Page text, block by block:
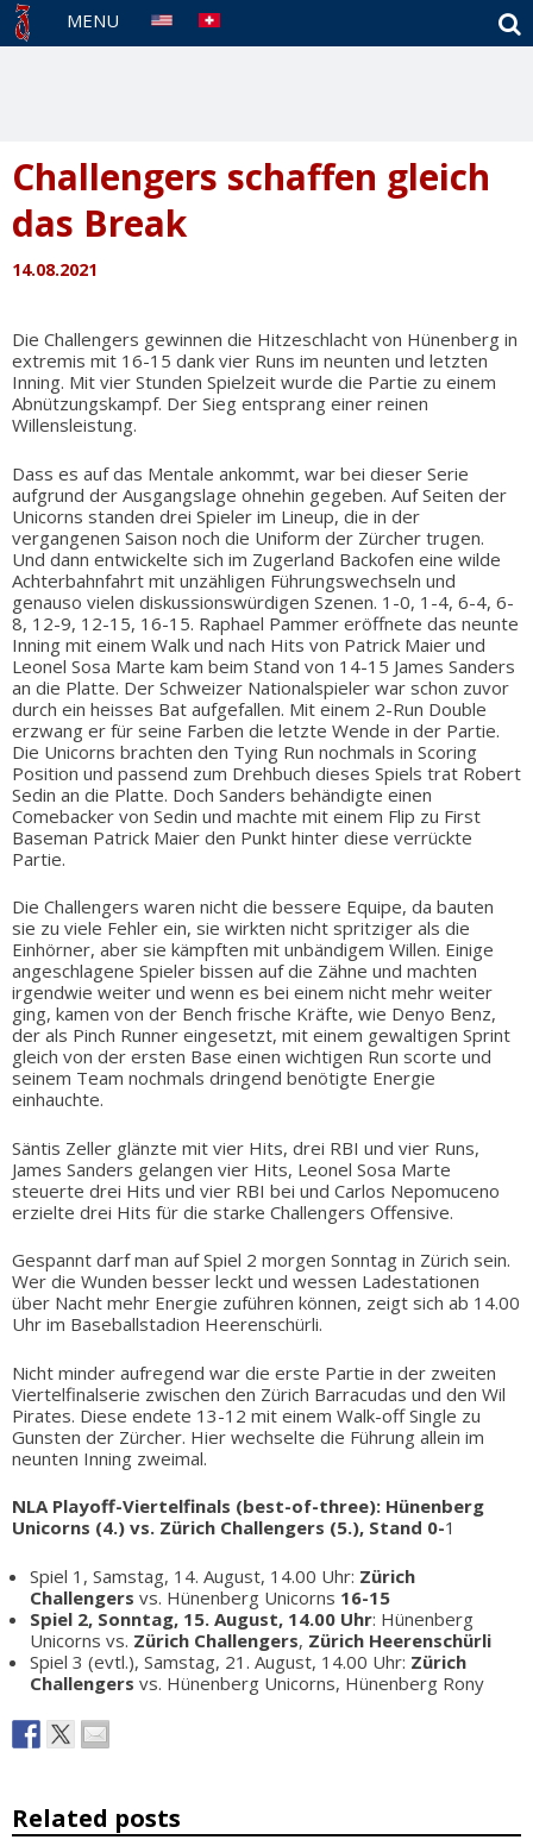
MENU
Challengers schaffen gleich
das Break
14.08.2021
Die Challengers gewinnen die Hitzeschlacht von Hünenberg in
extremis mit 16-15 dank vier Runs im neunten und letzten
Inning. Mit vier Stunden Spielzeit wurde die Partie zu einem
Abnützungskampf. Der Sieg entsprang einer reinen
Willensleistung.
Dass es auf das Mentale ankommt, war bei dieser Serie
aufgrund der Ausgangslage ohnehin gegeben. Auf Seiten der
Unicorns standen drei Spieler im Lineup, die in der
vergangenen Saison noch die Uniform der Zürcher trugen.
Und dann entwickelte sich im Zugerland Backofen eine wilde
Achterbahnfahrt mit unzähligen Führungswechseln und
genauso vielen diskussionswürdigen Szenen. 1-0, 1-4, 6-4, 6-
8, 12-9, 12-15, 16-15. Raphael Pammer eröffnete das neunte
Inning mit einem Walk und nach Hits von Patrick Maier und
Leonel Sosa Marte kam beim Stand von 14-15 James Sanders
an die Platte. Der Schweizer Nationalspieler war schon zuvor
durch ein heisses Bat aufgefallen. Mit einem 2-Run Double
erzwang er für seine Farben die letzte Wende in der Partie.
Die Unicorns brachten den Tying Run nochmals in Scoring
Position und passend zum Drehbuch dieses Spiels trat Robert
Sedin an die Platte. Doch Sanders behändigte einen
Comebacker von Sedin und machte mit einem Flip zu First
Baseman Patrick Maier den Punkt hinter diese verrückte
Partie.
Die Challengers waren nicht die bessere Equipe, da bauten
sie zu viele Fehler ein, sie wirkten nicht spritziger als die
Einhörner, aber sie kämpften mit unbändigem Willen. Einige
angeschlagene Spieler bissen auf die Zähne und machten
irgendwie weiter und wenn es bei einem nicht mehr weiter
ging, kamen von der Bench frische Kräfte, wie Denyo Benz,
der als Pinch Runner eingesetzt, mit einem gewaltigen Sprint
gleich von der ersten Base einen wichtigen Run scorte und
seinem Team nochmals dringend benötigte Energie
einhauchte.
Säntis Zeller glänzte mit vier Hits, drei RBI und vier Runs,
James Sanders gelangen vier Hits, Leonel Sosa Marte
steuerte drei Hits und vier RBI bei und Carlos Nepomuceno
erzielte drei Hits für die starke Challengers Offensive.
Gespannt darf man auf Spiel 2 morgen Sonntag in Zürich sein.
Wer die Wunden besser leckt und wessen Ladestationen
über Nacht mehr Energie zuführen können, zeigt sich ab 14.00
Uhr im Baseballstadion Heerenschürli.
Nicht minder aufregend war die erste Partie in der zweiten
Viertelfinalserie zwischen den Zürich Barracudas und den Wil
Pirates. Diese endete 13-12 mit einem Walk-off Single zu
Gunsten der Zürcher. Hier wechselte die Führung allein im
neunten Inning zweimal.
NLA Playoff-Viertelfinals (best-of-three): Hünenberg
Unicorns (4.) vs. Zürich Challengers (5.), Stand 0-1
Spiel 1, Samstag, 14. August, 14.00 Uhr: Zürich
Challengers vs. Hünenberg Unicorns 16-15
Spiel 2, Sonntag, 15. August, 14.00 Uhr: Hünenberg
Unicorns vs. Zürich Challengers, Zürich Heerenschürli
Spiel 3 (evtl.), Samstag, 21. August, 14.00 Uhr: Zürich
Challengers vs. Hünenberg Unicorns, Hünenberg Rony
Related posts